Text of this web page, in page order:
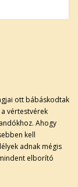
ott bábáskodtak
vértestvérek
Ahogy
kell
adnak mégis
elborító